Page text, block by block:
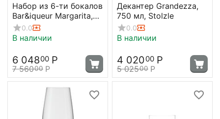
Набор из 6-ти бокалов
Bar&iqueur Margarita,
340 мл, Stolzle
0.0
В наличии
6 04800 Р
7 56000 Р
Декантер Grandezza,
750 мл, Stolzle
0.0
В наличии
4 02000 Р
5 02500 Р